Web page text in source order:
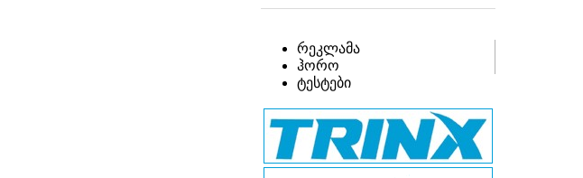
რეკლამა
ჰორო
ტესტები